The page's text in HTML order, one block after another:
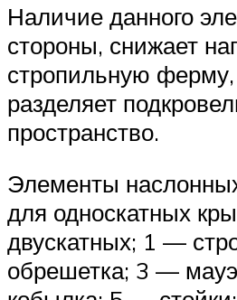
Наличие данного
стороны, снижает
стропильную ферму,
разделяет
пространство.
Элементы
для односкатных
двускатных; 1 —
обрешетка; 3 —